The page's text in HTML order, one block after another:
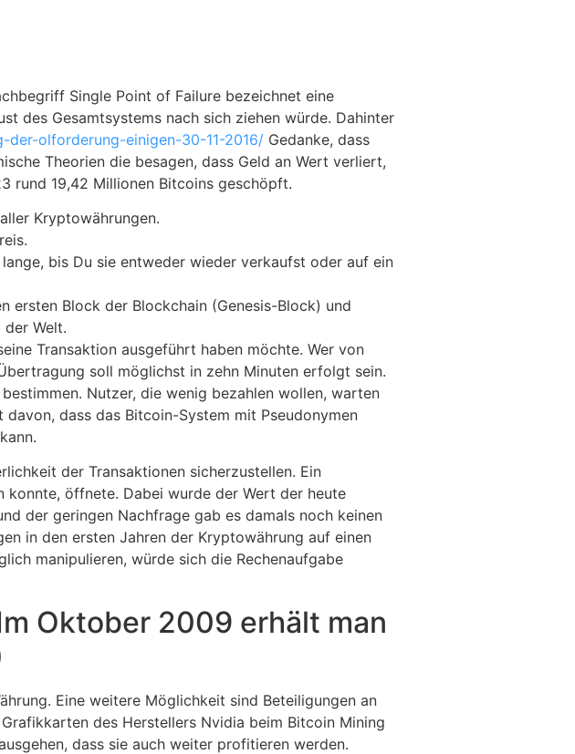
Single Point of Failure bezeichnet eine
des Gesamtsystems nach sich ziehen würde. Dahinter
olforderung-einigen-30-11-2016/ Gedanke, dass
Theorien die besagen, dass Geld an Wert verliert,
rund 19,42 Millionen Bitcoins geschöpft.
Kryptowährungen.
bis Du sie entweder wieder verkaufst oder auf ein
Block der Blockchain (Genesis-Block) und
Welt.
Transaktion ausgeführt haben möchte. Wer von
soll möglichst in zehn Minuten erfolgt sein.
Nutzer, die wenig bezahlen wollen, warten
dass das Bitcoin-System mit Pseudonymen
der Transaktionen sicherzustellen. Ein
öffnete. Dabei wurde der Wert der heute
der geringen Nachfrage gab es damals noch keinen
in den ersten Jahren der Kryptowährung auf einen
manipulieren, würde sich die Rechenaufgabe
Oktober 2009 erhält man
Eine weitere Möglichkeit sind Beteiligungen an
des Herstellers Nvidia beim Bitcoin Mining
dass sie auch weiter profitieren werden.